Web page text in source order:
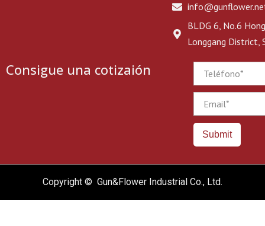
BLDG 6, No.6
Longgang District,
Consigue una cotizaión
Submit
Copyright © Gun&Flower Industrial Co., Ltd.